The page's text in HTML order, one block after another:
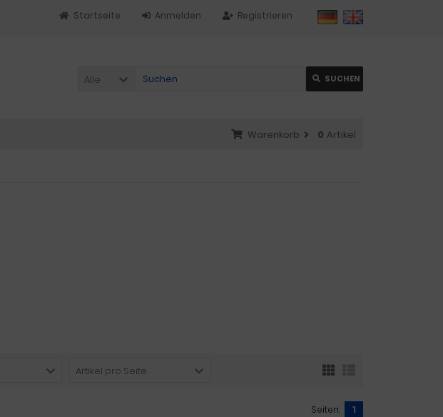
Registrieren
Anmelden
Startseite
Alle SUCHEN
Warenkorb 0 Artikel
Artikel pro Seite
Seiten: 1